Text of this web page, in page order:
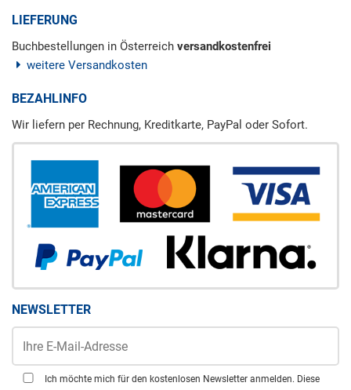
LIEFERUNG
Buchbestellungen in Österreich versandkostenfrei
weitere Versandkosten
BEZAHLINFO
Wir liefern per Rechnung, Kreditkarte, PayPal oder Sofort.
NEWSLETTER
Ich möchte mich für den kostenlosen Newsletter anmelden. Diese